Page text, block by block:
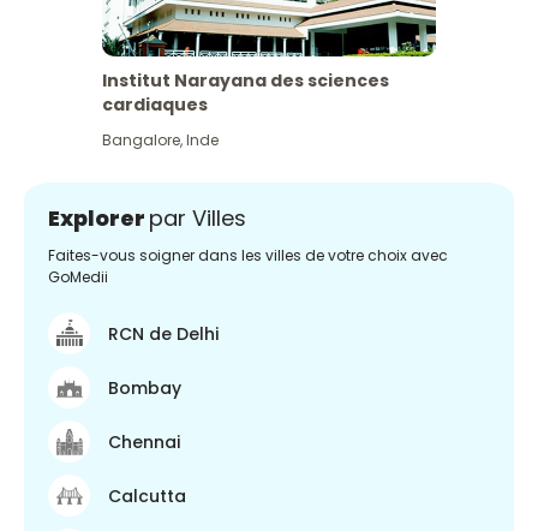
Institut Narayana des sciences
cardiaques
Bangalore,Inde
Explorer par Villes
Faites-vous soigner dans les villes de votre choix avec
GoMedii
RCN de Delhi
Bombay
Chennai
Calcutta